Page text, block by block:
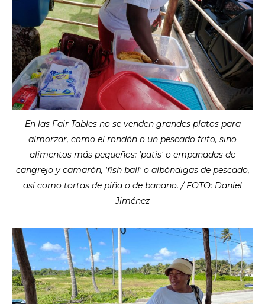
En las Fair Tables no se venden grandes platos para
almorzar, como el rondón o un pescado frito, sino
alimentos más pequeños: 'patis' o empanadas de
cangrejo y camarón, 'fish ball' o albóndigas de pescado,
así como tortas de piña o de banano. / FOTO: Daniel
Jiménez